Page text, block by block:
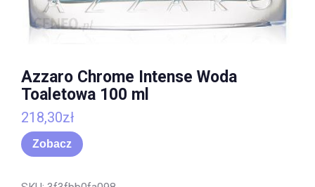
Azzaro Chrome Intense Woda
Toaletowa 100 ml
218,30zł
Zobacz